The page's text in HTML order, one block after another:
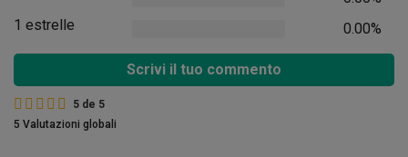
1 estrelle
0.00%
Scrivi il tuo commento
5 de 5
5 Valutazioni globali